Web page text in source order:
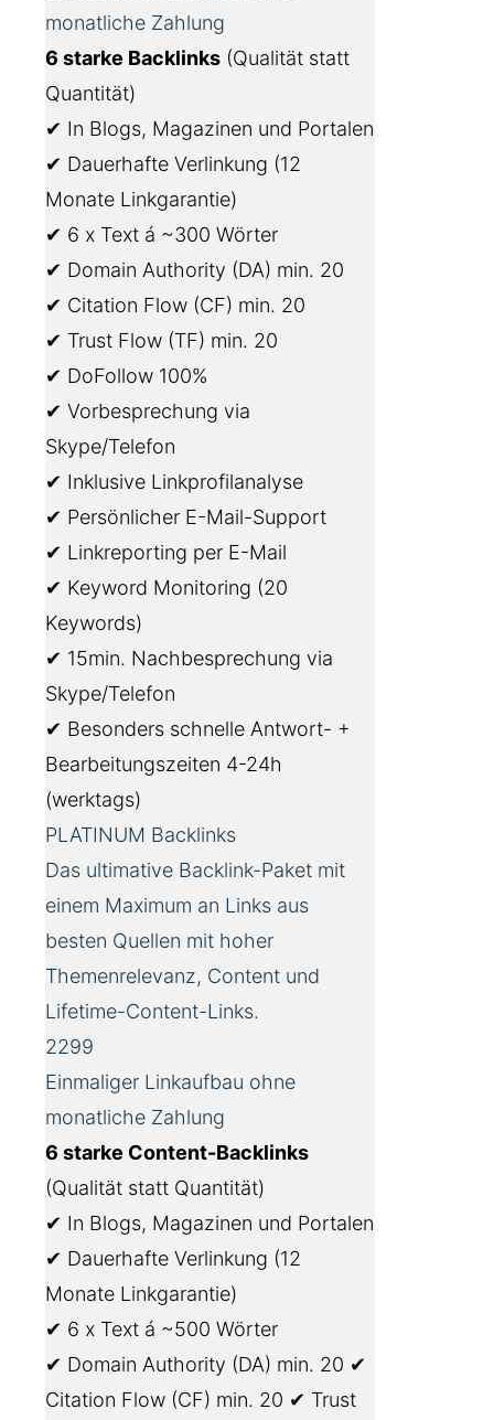
monatliche Zahlung
6 starke Backlinks (Qualität statt
Quantität)
✔ In Blogs, Magazinen und Portalen
✔ Dauerhafte Verlinkung (12
Monate Linkgarantie)
✔ 6 x Text á ~300 Wörter
✔ Domain Authority (DA) min. 20
✔ Citation Flow (CF) min. 20
✔ Trust Flow (TF) min. 20
✔ DoFollow 100%
✔ Vorbesprechung via
Skype/Telefon
✔ Inklusive Linkprofilanalyse
✔ Persönlicher E-Mail-Support
✔ Linkreporting per E-Mail
✔ Keyword Monitoring (20
Keywords)
✔ 15min. Nachbesprechung via
Skype/Telefon
✔ Besonders schnelle Antwort- +
Bearbeitungszeiten 4-24h
(werktags)
PLATINUM Backlinks
Das ultimative Backlink-Paket mit
einem Maximum an Links aus
besten Quellen mit hoher
Themenrelevanz, Content und
Lifetime-Content-Links.
2299
Einmaliger Linkaufbau ohne
monatliche Zahlung
6 starke Content-Backlinks
(Qualität statt Quantität)
✔ In Blogs, Magazinen und Portalen
✔ Dauerhafte Verlinkung (12
Monate Linkgarantie)
✔ 6 x Text á ~500 Wörter
✔ Domain Authority (DA) min. 20 ✔
Citation Flow (CF) min. 20 ✔ Trust